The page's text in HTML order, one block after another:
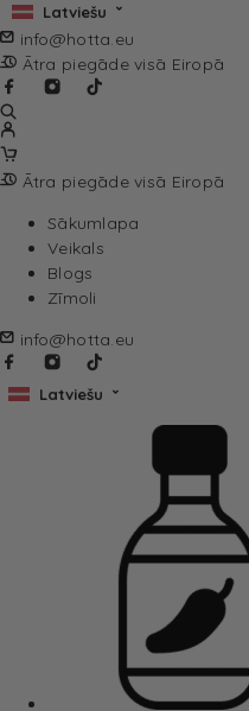
Latviešu
info@hotta.eu
Ātra piegāde visā Eiropā
Ātra piegāde visā Eiropā
Sākumlapa
Veikals
Blogs
Zīmoli
info@hotta.eu
Latviešu